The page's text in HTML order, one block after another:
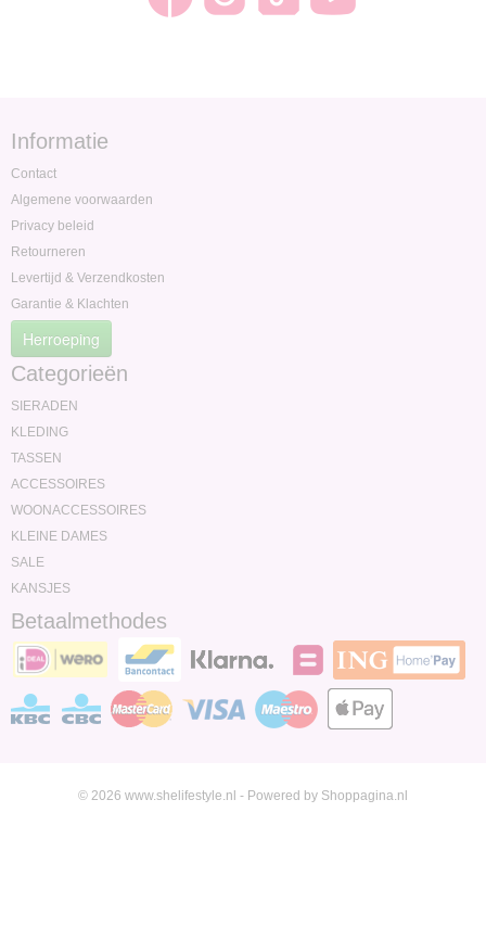
Informatie
Contact
Algemene voorwaarden
Privacy beleid
Retourneren
Levertijd & Verzendkosten
Garantie & Klachten
Herroeping
Categorieën
SIERADEN
KLEDING
TASSEN
ACCESSOIRES
WOONACCESSOIRES
KLEINE DAMES
SALE
KANSJES
Betaalmethodes
© 2026 www.shelifestyle.nl - Powered by Shoppagina.nl